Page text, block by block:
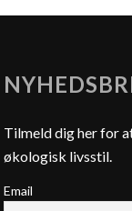
Tilmeld dig her for
økologisk livsstil.
Email